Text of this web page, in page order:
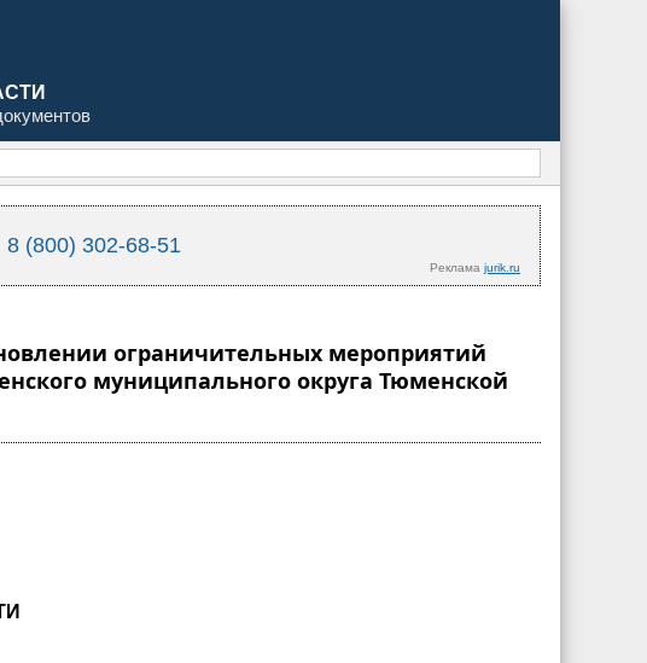
8 (800) 302-68-51
Реклама jurik.ru
ограничительных мероприятий
муниципального округа Тюменской